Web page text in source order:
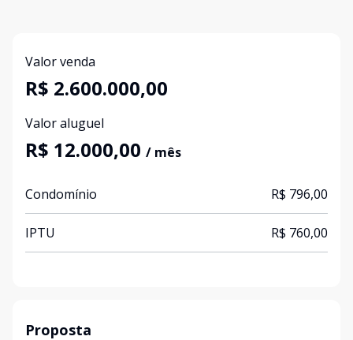
Valor venda
R$ 2.600.000,00
Valor aluguel
R$ 12.000,00 / mês
Condomínio R$ 796,00
IPTU R$ 760,00
Proposta